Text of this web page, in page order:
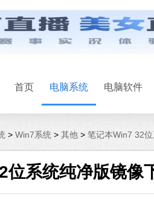
首页 电脑系统 电脑软件
> Win7系统 > 其他 > 笔记本Win7 32
位系统纯净版镜像